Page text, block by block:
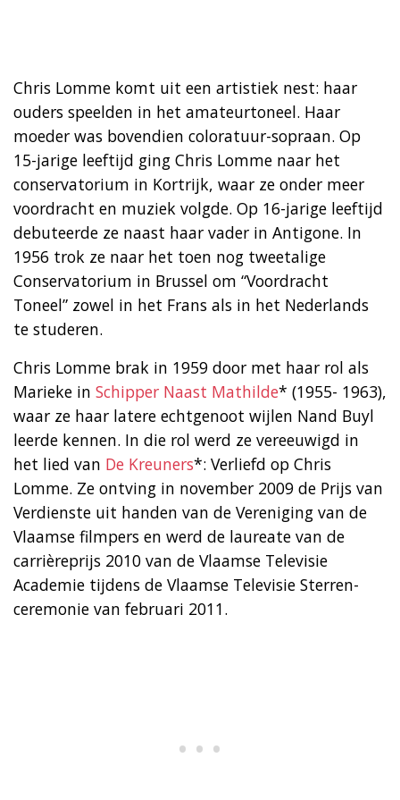
Chris Lomme komt uit een artistiek nest: haar
ouders speelden in het amateurtoneel. Haar
moeder was bovendien coloratuur-sopraan. Op
15-jarige leeftijd ging Chris Lomme naar het
conservatorium in Kortrijk, waar ze onder meer
voordracht en muziek volgde. Op 16-jarige leeftijd
debuteerde ze naast haar vader in Antigone. In
1956 trok ze naar het toen nog tweetalige
Conservatorium in Brussel om “Voordracht
Toneel” zowel in het Frans als in het Nederlands
te studeren.
Chris Lomme brak in 1959 door met haar rol als
Marieke in Schipper Naast Mathilde* (1955- 1963),
waar ze haar latere echtgenoot wijlen Nand Buyl
leerde kennen. In die rol werd ze vereeuwigd in
het lied van De Kreuners*: Verliefd op Chris
Lomme. Ze ontving in november 2009 de Prijs van
Verdienste uit handen van de Vereniging van de
Vlaamse filmpers en werd de laureate van de
carrièreprijs 2010 van de Vlaamse Televisie
Academie tijdens de Vlaamse Televisie Sterren-
ceremonie van februari 2011.